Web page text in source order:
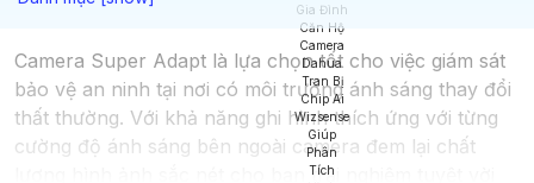
Camera Super Adapt là lựa chọn tốt cho việc giám sát
bảo vệ an ninh tại nơi có môi trường ánh sáng thay đổi
thất thường. Với khả năng ghi hình thích ứng với từng
cường độ ánh sáng bên ngoài camera đem lại chất
lượng hình ảnh sắc nét cho bạn trải nghiệm tuyệt vời